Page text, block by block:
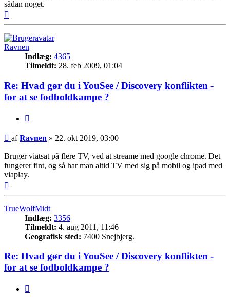
sådan noget.
Ravnen
Indlæg: 4365
Tilmeldt: 28. feb 2009, 01:04
Re: Hvad gør du i YouSee / Discovery konflikten -
for at se fodboldkampe ?
Indlæg
afRavnen » 22. okt 2019, 03:00
Bruger viatsat på flere TV, ved at streame med google chrome. Det
fungerer fint, og så har man altid TV med sig på mobil og ipad med
viaplay.
TrueWolfMidt
Indlæg: 3356
Tilmeldt: 4. aug 2011, 11:46
Geografisk sted: 7400 Snejbjerg.
Re: Hvad gør du i YouSee / Discovery konflikten -
for at se fodboldkampe ?